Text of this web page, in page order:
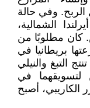
وفي حالة
الشمالية،
كان مطلوبًا من
الـ 13 التي زرعتها بريطانيا في
بدءًا من عام 1607، أن تنتج التبغ والنيلي
لتسويقهما في
الكاريبي، أصبح